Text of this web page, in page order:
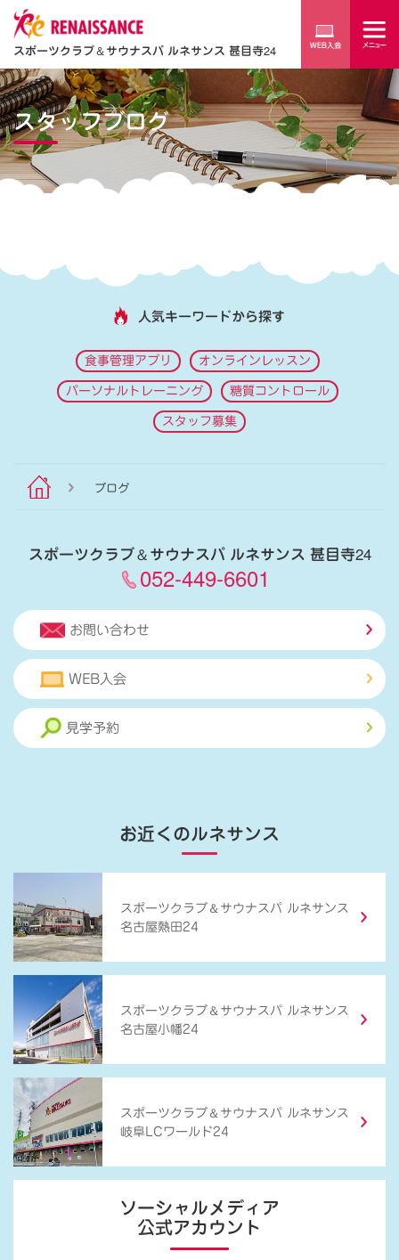
スポーツクラブ＆サウナスパ ルネサンス 甚目寺24
スタッフブログ
人気キーワードから探す
食事管理アプリ オンラインレッスン
パーソナルトレーニング 糖質コントロール
スタッフ募集
ブログ
スポーツクラブ＆サウナスパ ルネサンス 甚目寺24
052-449-6601
お問い合わせ
WEB入会
見学予約
お近くのルネサンス
スポーツクラブ ＆ サウナスパ ルネサンス
名古屋熱田24
スポーツクラブ ＆ サウナスパ ルネサンス
名古屋小幡24
スポーツクラブ ＆ サウナスパ ルネサンス
岐阜LCワールド24
ソーシャルメディア
公式アカウント